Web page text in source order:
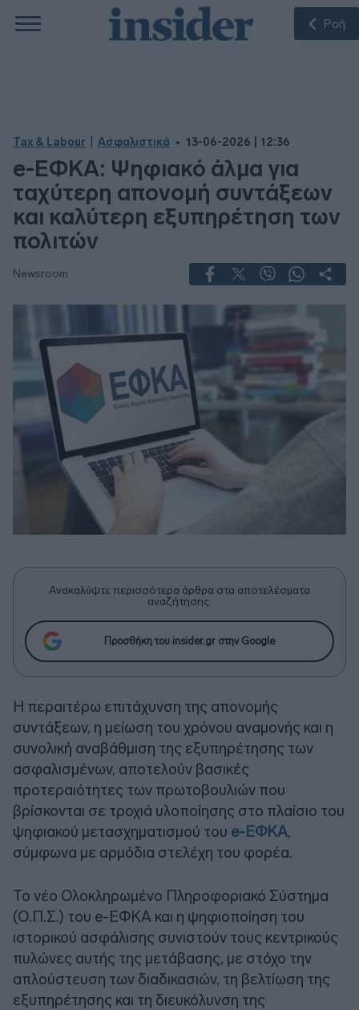
Ροή
Tax & Labour Ασφαλιστικά 13-06-2026 | 12:36
e-ΕΦΚΑ: Ψηφιακό άλμα για
ταχύτερη απονομή συντάξεων
και καλύτερη εξυπηρέτηση των
πολιτών
Newsroom
Ανακαλύψτε περισσότερα άρθρα στα αποτελέσματα
αναζήτησης.
Προσθήκη του insider.gr στην Google
Η περαιτέρω επιτάχυνση της απονομής
συντάξεων, η μείωση του χρόνου αναμονής και η
συνολική αναβάθμιση της εξυπηρέτησης των
ασφαλισμένων, αποτελούν βασικές
προτεραιότητες των πρωτοβουλιών που
βρίσκονται σε τροχιά υλοποίησης στο πλαίσιο του
ψηφιακού μετασχηματισμού του e-ΕΦΚΑ,
σύμφωνα με αρμόδια στελέχη του φορέα.
Το νέο Ολοκληρωμένο Πληροφοριακό Σύστημα
(Ο.Π.Σ.) του e-ΕΦΚΑ και η ψηφιοποίηση του
ιστορικού ασφάλισης συνιστούν τους κεντρικούς
πυλώνες αυτής της μετάβασης, με στόχο την
απλούστευση των διαδικασιών, τη βελτίωση της
εξυπηρέτησης και τη διευκόλυνση της